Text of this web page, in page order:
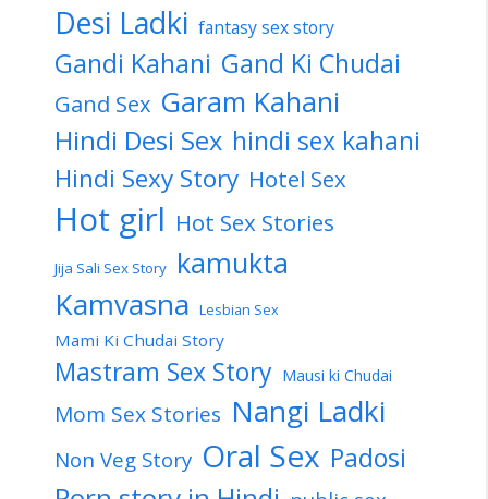
Desi Ladki fantasy sex story
Gandi Kahani Gand Ki Chudai
Gand Sex Garam Kahani
Hindi Desi Sex hindi sex kahani
Hindi Sexy Story Hotel Sex
Hot girl Hot Sex Stories
Jija Sali Sex Story kamukta
Kamvasna Lesbian Sex
Mami Ki Chudai Story
Mastram Sex Story Mausi ki Chudai
Mom Sex Stories Nangi Ladki
Non Veg Story Oral Sex Padosi